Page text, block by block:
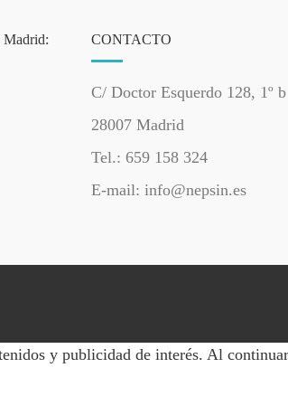
Madrid:
CONTACTO
C/ Doctor Esquerdo 128, 1º b
28007 Madrid
Tel.: 659 158 324
E-mail: info@nepsin.es
y publicidad de interés. Al